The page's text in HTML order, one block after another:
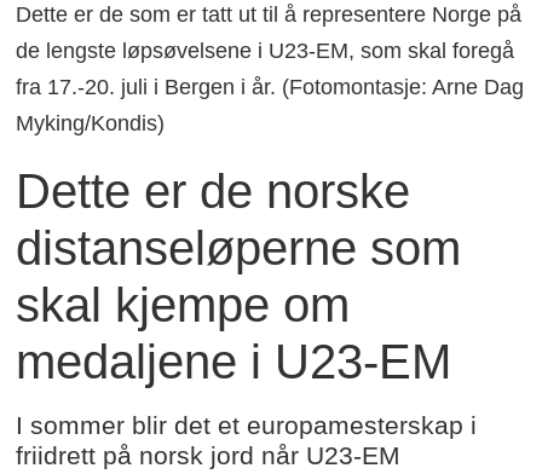
Dette er de som er tatt ut til å representere Norge på
de lengste løpsøvelsene i U23-EM, som skal foregå
fra 17.-20. juli i Bergen i år. (Fotomontasje: Arne Dag
Myking/Kondis)
Dette er de norske
distanseløperne som
skal kjempe om
medaljene i U23-EM
I sommer blir det et europamesterskap i
friidrett på norsk jord når U23-EM